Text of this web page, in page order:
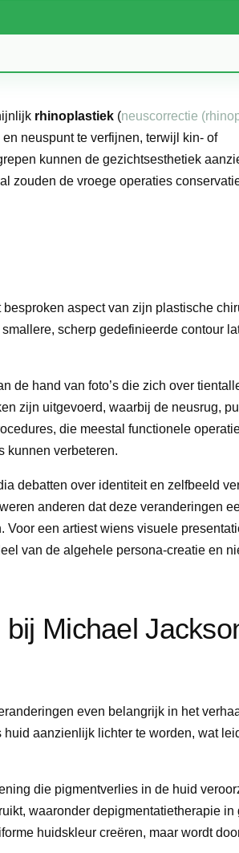
rhinoplastiek (neuscorrectie
neuspunt te verfijnen, terwijl kin- of
kunnen de gezichtsesthetiek
zouden de vroege operaties
aspect van zijn plastische
scherp gedefinieerde contour
de hand van foto’s die zich over
zijn uitgevoerd, waarbij de neusrug,
die meestal functionele
kunnen verbeteren.
debatten over identiteit en zelfbeeld
anderen dat deze veranderingen
een artiest wiens visuele
van de algehele persona-creatie en
Michael
even belangrijk in het
aanzienlijk lichter te worden, wat
die pigmentverlies in de huid
waaronder depigmentatietherapie in
huidskleur creëren, maar wordt